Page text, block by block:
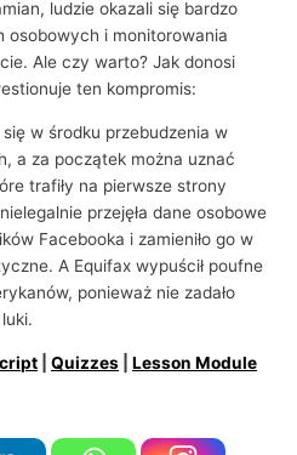
ludzie okazali się bardzo
osobowych i monitorowania
Ale czy warto? Jak donosi
ten kompromis:
w środku przebudzenia w
a za początek można uznać
trafiły na pierwsze strony
przejęła dane osobowe
Facebooka i zamieniło go w
A Equifax wypuścił poufne
ponieważ nie zadało
|Quizzes |Lesson Module